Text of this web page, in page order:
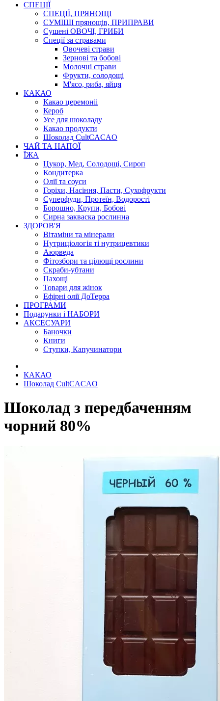
СПЕЦІЇ
СПЕЦІЇ, ПРЯНОЩІ
СУМІШІ прянощів, ПРИПРАВИ
Сушені ОВОЧІ, ГРИБИ
Спеції за стравами
Овочеві страви
Зернові та бобові
Молочні страви
Фрукти, солодощі
М'ясо, риба, яйця
КАКАО
Какао церемоніі
Кероб
Усе для шоколаду
Какао продукти
Шоколад CultCACAO
ЧАЙ ТА НАПОЇ
ЇЖА
Цукор, Мед, Солодощі, Сироп
Кондитерка
Олії та соуси
Горіхи, Насіння, Пасти, Сухофрукти
Суперфуди, Протеїн, Водорості
Борошно, Крупи, Бобові
Сирна закваска рослинна
ЗДОРОВ'Я
Вітаміни та мінерали
Нутриціологія ті нутрицевтики
Аюрведа
Фітозбори та цілющі рослини
Скраби-убтани
Пахощі
Товари для жінок
Ефірні олії ДоТерра
ПРОГРАМИ
Подарунки і НАБОРИ
АКСЕСУАРИ
Баночки
Книги
Ступки, Капучинатори
КАКАО
Шоколад CultCACAO
Шоколад з передбаченням
чорний 80%